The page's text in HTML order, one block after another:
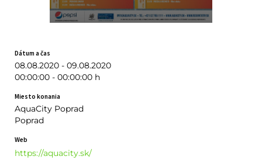
Dátum a čas
08.08.2020 - 09.08.2020
00:00:00 - 00:00:00 h
Miesto konania
AquaCity Poprad
Poprad
Web
https://aquacity.sk/